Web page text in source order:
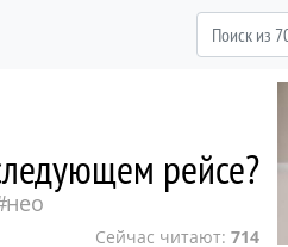
рейсе?
нео
Сейчас читают: 714